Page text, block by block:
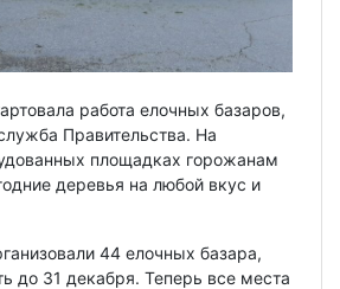
работа елочных базаров,
Правительства. На
площадках горожанам
деревья на любой вкус и
44 елочных базара,
до 31 декабря. Теперь все места